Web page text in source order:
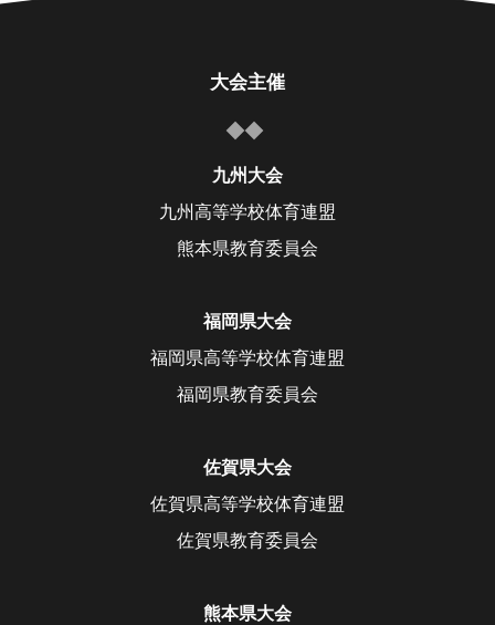
大会主催
九州大会
九州高等学校体育連盟
熊本県教育委員会
福岡県大会
福岡県高等学校体育連盟
福岡県教育委員会
佐賀県大会
佐賀県高等学校体育連盟
佐賀県教育委員会
熊本県大会